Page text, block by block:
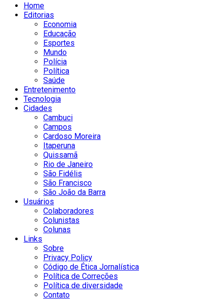
Home
Editorias
Economia
Educação
Esportes
Mundo
Polícia
Política
Saúde
Entretenimento
Tecnologia
Cidades
Cambuci
Campos
Cardoso Moreira
Itaperuna
Quissamã
Rio de Janeiro
São Fidélis
São Francisco
São João da Barra
Usuários
Colaboradores
Colunistas
Colunas
Links
Sobre
Privacy Policy
Código de Ética Jornalística
Política de Correções
Política de diversidade
Contato